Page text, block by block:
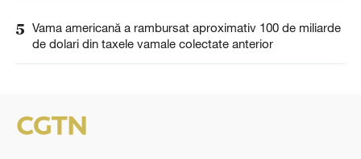
5 Vama americană a rambursat aproximativ 100 de miliarde
de dolari din taxele vamale colectate anterior